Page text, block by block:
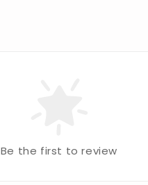
Be the first to review